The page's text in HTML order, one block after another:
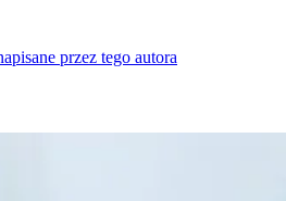
przez tego autora